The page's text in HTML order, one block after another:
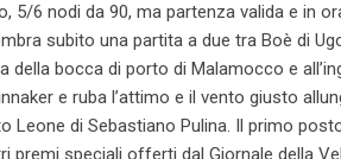
5/6 nodi da 90, ma partenza valida e in
subito una partita a due tra Boè di
della bocca di porto di Malamocco e
e ruba l’attimo e il vento giusto
Leone di Sebastiano Pulina. Il primo
premi speciali offerti dal Giornale della